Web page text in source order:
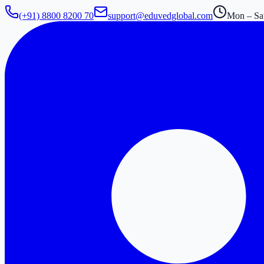
(+91) 8800 8200 70 support@eduvedglobal.com Mon –